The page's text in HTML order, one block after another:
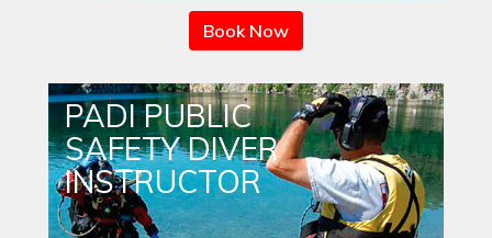
Book Now
PADI PUBLIC
SAFETY DIVER
INSTRUCTOR